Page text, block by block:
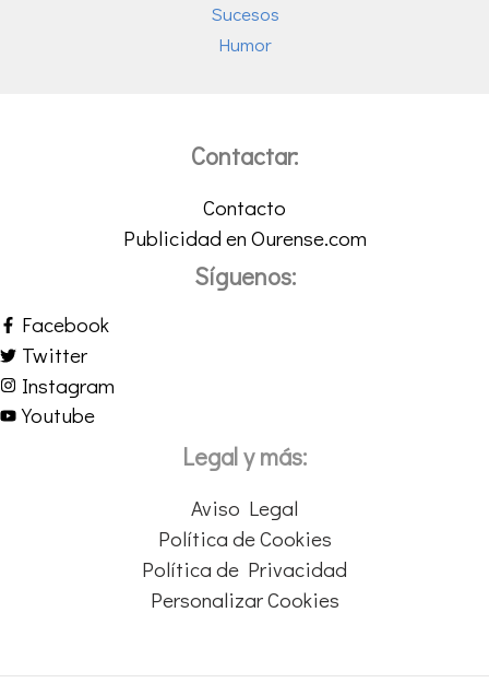
Sucesos
Humor
Contactar:
Contacto
Publicidad en Ourense.com
Síguenos:
Facebook
Twitter
Instagram
Youtube
Legal y más:
Aviso Legal
Política de Cookies
Política de Privacidad
Personalizar Cookies